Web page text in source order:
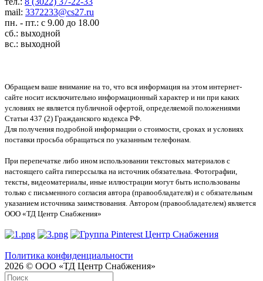
mail: 3372233@cs27.ru
пн. - пт.: с 9.00 до 18.00
сб.: выходной
вс.: выходной
Обращаем ваше внимание на то, что вся информация на этом интернет-
сайте носит исключительно информационный характер и ни при каких
условиях не является публичной офертой, определяемой положениями
Статьи 437 (2) Гражданского кодекса РФ.
Для получения подробной информации о стоимости, сроках и условиях
поставки просьба обращаться по указанным телефонам.
При перепечатке либо ином использовании текстовых материалов с
настоящего сайта гиперссылка на источник обязательна. Фотографии,
тексты, видеоматериалы, иные иллюстрации могут быть использованы
только с письменного согласия автора (правообладателя) и с обязательным
указанием источника заимствования. Автором (правообладателем) является
ООО «ТД Центр Снабжения»
Политика конфиденциальности
2026 © ООО «ТД Центр Снабжения»